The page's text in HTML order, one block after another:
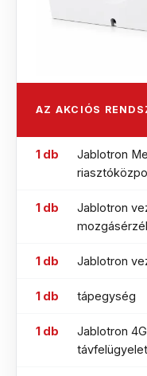
AZ AKCIÓS
1 db
Jablotron
1 db
Jablotron
1 db Jablotron
1 db tápegység
1 db
Jablotron